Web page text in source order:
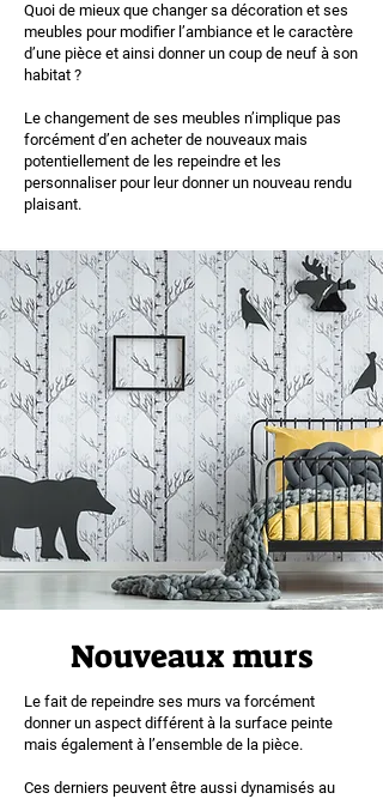
Quoi de mieux que changer sa décoration et ses
meubles pour modifier l’ambiance et le caractère
d’une pièce et ainsi donner un coup de neuf à son
habitat ?
Le changement de ses meubles n’implique pas
forcément d’en acheter de nouveaux mais
potentiellement de les repeindre et les
personnaliser pour leur donner un nouveau rendu
plaisant.
Nouveaux murs
Le fait de repeindre ses murs va forcément
donner un aspect différent à la surface peinte
mais également à l’ensemble de la pièce.
Ces derniers peuvent être aussi dynamisés au